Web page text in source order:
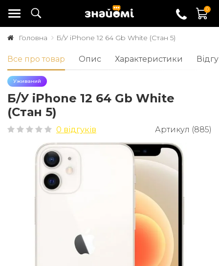
0
Головна Б/У iPhone 12 64 Gb White (Стан 5)
Все про товар Опис Характеристики
Уживаний
Б/У iPhone 12 64 Gb White
(Стан 5)
0 відгуків Артикул (885)